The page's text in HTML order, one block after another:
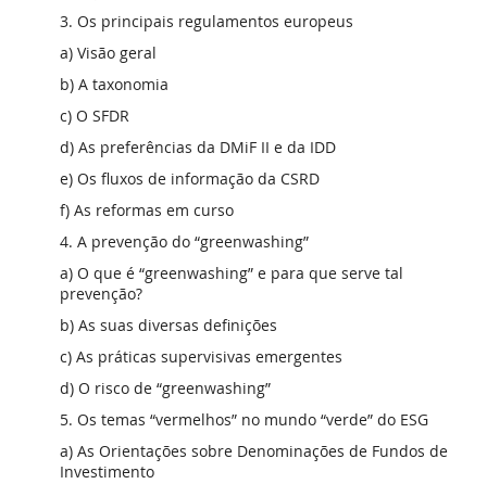
3. Os principais regulamentos europeus
a) Visão geral
b) A taxonomia
c) O SFDR
d) As preferências da DMiF II e da IDD
e) Os fluxos de informação da CSRD
f) As reformas em curso
4. A prevenção do “greenwashing”
a) O que é “greenwashing” e para que serve tal
prevenção?
b) As suas diversas definições
c) As práticas supervisivas emergentes
d) O risco de “greenwashing”
5. Os temas “vermelhos” no mundo “verde” do ESG
a) As Orientações sobre Denominações de Fundos de
Investimento